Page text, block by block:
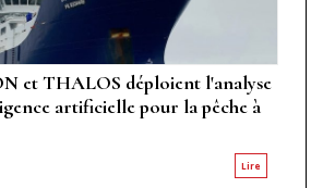
et THALOS déploient l'analyse
artificielle pour la pêche à
Lire